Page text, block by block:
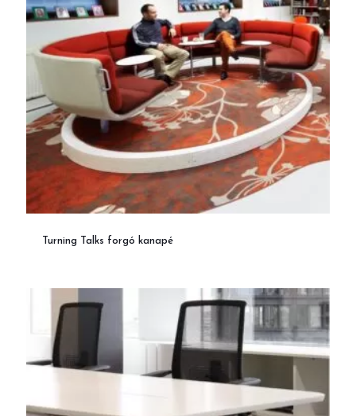
Turning Talks forgó kanapé